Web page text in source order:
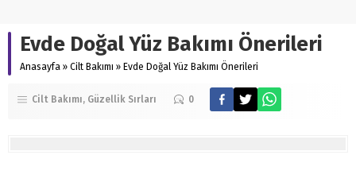
Evde Doğal Yüz Bakımı Önerileri
Anasayfa » Cilt Bakımı » Evde Doğal Yüz Bakımı Önerileri
Cilt Bakımı Güzellik Sırları 0